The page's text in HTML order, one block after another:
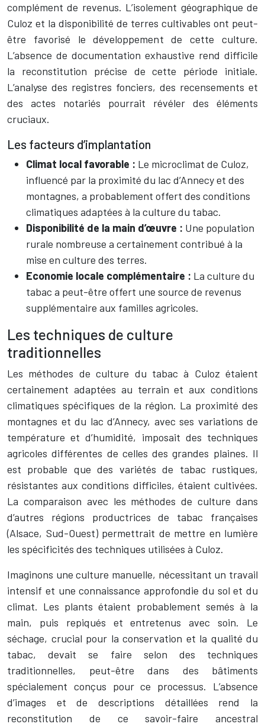
complément de revenus. L’isolement géographique de
Culoz et la disponibilité de terres cultivables ont peut-
être favorisé le développement de cette culture.
L’absence de documentation exhaustive rend difficile
la reconstitution précise de cette période initiale.
L’analyse des registres fonciers, des recensements et
des actes notariés pourrait révéler des éléments
cruciaux.
Les facteurs d’implantation
Climat local favorable : Le microclimat de Culoz,
influencé par la proximité du lac d’Annecy et des
montagnes, a probablement offert des conditions
climatiques adaptées à la culture du tabac.
Disponibilité de la main d’œuvre : Une population
rurale nombreuse a certainement contribué à la
mise en culture des terres.
Economie locale complémentaire : La culture du
tabac a peut-être offert une source de revenus
supplémentaire aux familles agricoles.
Les techniques de culture
traditionnelles
Les méthodes de culture du tabac à Culoz étaient
certainement adaptées au terrain et aux conditions
climatiques spécifiques de la région. La proximité des
montagnes et du lac d’Annecy, avec ses variations de
température et d’humidité, imposait des techniques
agricoles différentes de celles des grandes plaines. Il
est probable que des variétés de tabac rustiques,
résistantes aux conditions difficiles, étaient cultivées.
La comparaison avec les méthodes de culture dans
d’autres régions productrices de tabac françaises
(Alsace, Sud-Ouest) permettrait de mettre en lumière
les spécificités des techniques utilisées à Culoz.
Imaginons une culture manuelle, nécessitant un travail
intensif et une connaissance approfondie du sol et du
climat. Les plants étaient probablement semés à la
main, puis repiqués et entretenus avec soin. Le
séchage, crucial pour la conservation et la qualité du
tabac, devait se faire selon des techniques
traditionnelles, peut-être dans des bâtiments
spécialement conçus pour ce processus. L’absence
d’images et de descriptions détaillées rend la
reconstitution de ce savoir-faire ancestral